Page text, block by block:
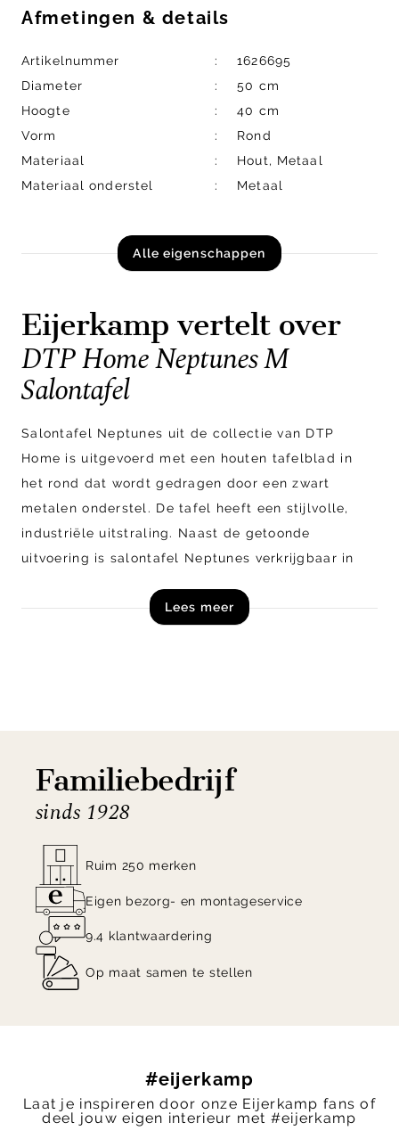
Afmetingen & details
Artikelnummer
1626695
Diameter
50 cm
Hoogte
40 cm
Vorm
Rond
Materiaal
Hout, Metaal
Materiaal onderstel
Metaal
Alle eigenschappen
Eijerkamp vertelt over
DTP Home Neptunes M
Salontafel
Salontafel Neptunes uit de collectie van DTP
Home is uitgevoerd met een houten tafelblad in
het rond dat wordt gedragen door een zwart
metalen onderstel. De tafel heeft een stijlvolle,
industriële uitstraling. Naast de getoonde
uitvoering is salontafel Neptunes verkrijgbaar in
verschillende maten voor een speels effect! Shop
Lees meer
Familiebedrijf
sinds 1928
Ruim 250 merken
Eigen bezorg- en montageservice
9.4 klantwaardering
Op maat samen te stellen
#eijerkamp
Laat je inspireren door onze Eijerkamp fans of
deel jouw eigen interieur met #eijerkamp